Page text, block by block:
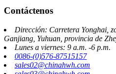
Contáctenos
Dirección: Carretera Yonghai,
Ganjiang, Yuhuan, provincia de
Lunes a viernes: 9 a.m. -6 p.m.
0086-(0)576-87515157
sales02@chinahwh.com